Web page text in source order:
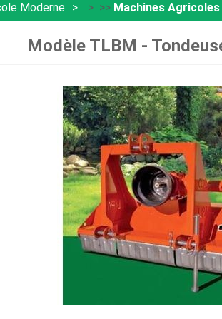
Moderne > >> Machines Agricoles
Modèle TLBM -